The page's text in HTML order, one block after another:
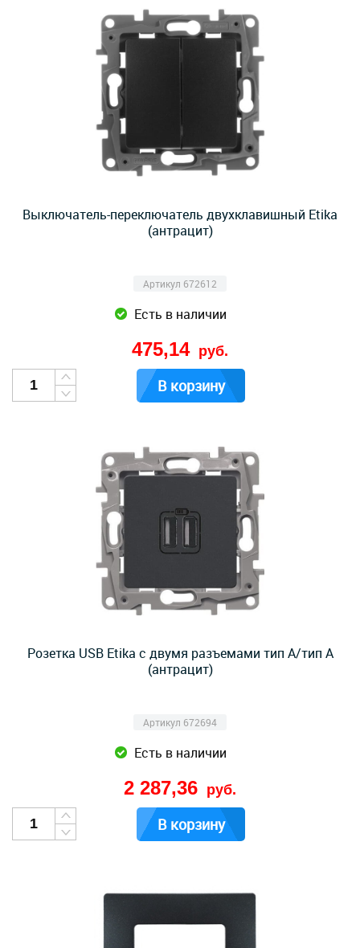
Выключатель-переключатель двухклавишный Etika
(антрацит)
Артикул 672612
Есть в наличии
475,14 руб.
В корзину
Розетка USB Etika с двумя разъемами тип А/тип А
(антрацит)
Артикул 672694
Есть в наличии
2 287,36 руб.
В корзину